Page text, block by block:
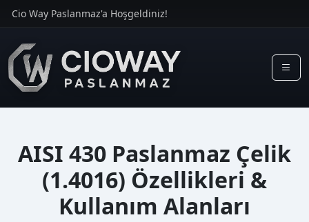
Cio Way Paslanmaz'a Hoşgeldiniz!
AISI 430 Paslanmaz Çelik
(1.4016) Özellikleri &
Kullanım Alanları